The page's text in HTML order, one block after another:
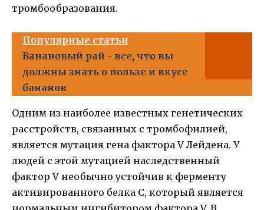
тромбообразования.
Популярные статьи
Банановый рай - все, что вы
должны знать о пользе и вкусе
бананов
Одним из наиболее известных генетических
расстройств, связанных с тромбофилией,
является мутация гена фактора V Лейдена. У
людей с этой мутацией наследственный
фактор V необычно устойчив к ферменту
активированного белка С, который является